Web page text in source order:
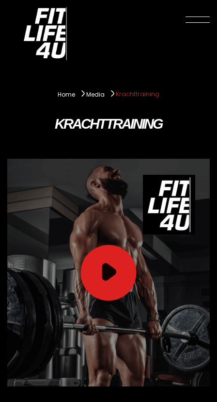
Home Media Krachttraining
KRACHTTRAINING